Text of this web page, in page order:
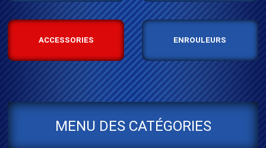
ACCESSORIES ENROULEURS
MENU DES CATÉGORIES